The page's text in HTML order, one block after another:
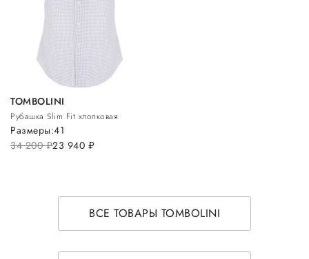
TOMBOLINI
Рубашка Slim Fit хлопковая
34 200руб.23 940 руб.
Размеры:41
ВСЕ ТОВАРЫ TOMBOLINI